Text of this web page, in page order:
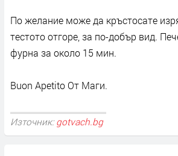
По желание може да кръстосате
тестото отгоре, за по-добър вид.
фурна за около 15 мин.
Buon Apetito От Маги.
Източник: gotvach.bg